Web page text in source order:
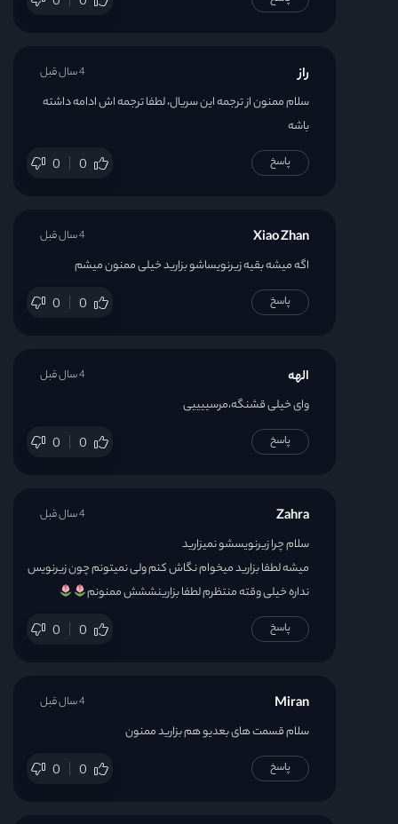
راز
سلام ممنون از ترجمه این سریال، لطفا ترجمه اش ادامه داشته
باشه
0 0
4 سال قبل
پاسخ
Xiao Zhan
اگه میشه بقیه زیرنویساشو بزارید خیلی ممنون میشم
0 0
4 سال قبل
پاسخ
الهه
وای خیلی قشنگه،مرسییییی
0 0
4 سال قبل
پاسخ
Zahra
سلام چرا زیرنویسشو نمیزارید
میشه لطفا بزارید میخوام نگاش کنم ولی نمیتونم چون زیرنویس
نداره خیلی وقته منتظرم لطفا بزارینششش ممنونم
0 0
4 سال قبل
پاسخ
Miran
سلام قسمت های بعدیو هم بزارید ممنون
0 0
4 سال قبل
پاسخ